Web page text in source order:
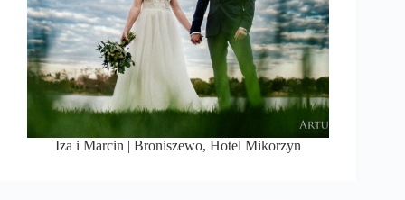
Iza i Marcin | Broniszewo, Hotel Mikorzyn